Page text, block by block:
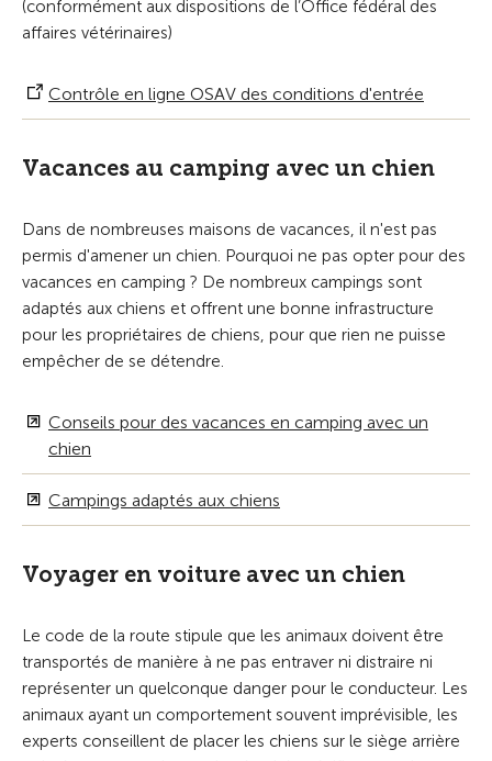
(conformément aux dispositions de l’Office fédéral des
affaires vétérinaires)
Contrôle en ligne OSAV des conditions d'entrée
Vacances au camping avec un chien
Dans de nombreuses maisons de vacances, il n'est pas
permis d'amener un chien. Pourquoi ne pas opter pour des
vacances en camping ? De nombreux campings sont
adaptés aux chiens et offrent une bonne infrastructure
pour les propriétaires de chiens, pour que rien ne puisse
empêcher de se détendre.
Conseils pour des vacances en camping avec un
chien
Campings adaptés aux chiens
Voyager en voiture avec un chien
Le code de la route stipule que les animaux doivent être
transportés de manière à ne pas entraver ni distraire ni
représenter un quelconque danger pour le conducteur. Les
animaux ayant un comportement souvent imprévisible, les
experts conseillent de placer les chiens sur le siège arrière